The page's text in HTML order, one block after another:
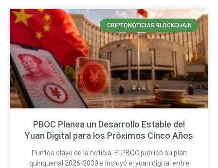
CRIPTONOTICIAS BLOCKCHAIN
PBOC Planea un Desarrollo Estable del
Yuan Digital para los Próximos Cinco Años
Puntos clave de la noticia: El PBOC publicó su plan
quinquenal 2026-2030 e incluyó el yuan digital entre